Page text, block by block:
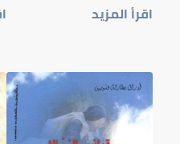
اقرأ المزيد